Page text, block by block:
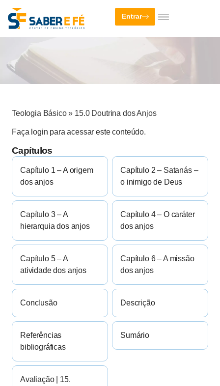
Entrar
Teologia Básico » 15.0 Doutrina dos Anjos
Faça login para acessar este conteúdo.
Capítulos
Capítulo 1 – A origem
dos anjos
Capítulo 2 – Satanás –
o inimigo de Deus
Capítulo 3 – A
hierarquia dos anjos
Capítulo 4 – O caráter
dos anjos
Capítulo 5 – A
atividade dos anjos
Capítulo 6 – A missão
dos anjos
Conclusão Descrição
Referências
bibliográficas
Sumário
Avaliação | 15.